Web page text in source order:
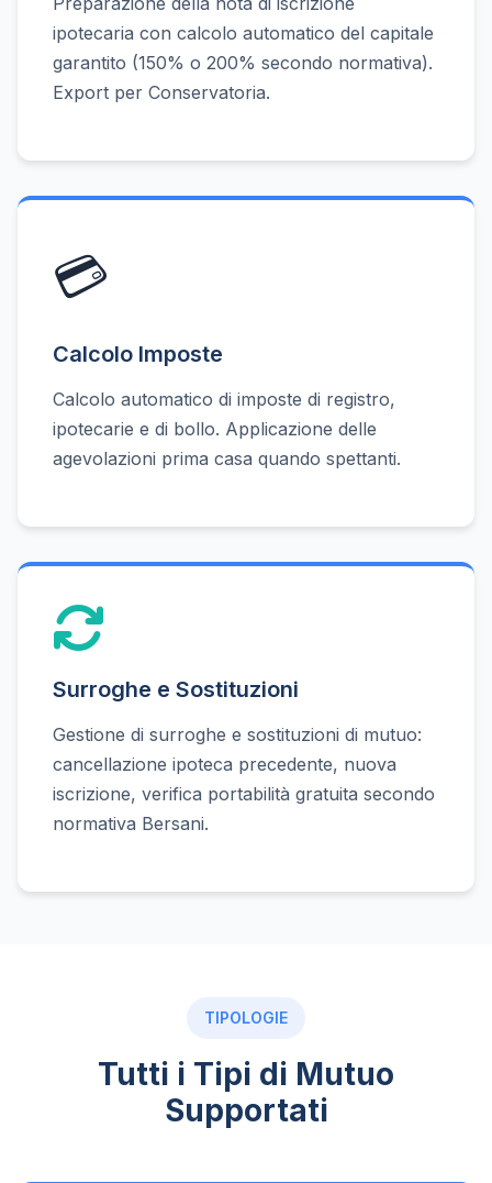
ipotecaria con calcolo automatico del capitale
garantito (150% o 200% secondo normativa).
Export per Conservatoria.
💳
Calcolo Imposte
Calcolo automatico di imposte di registro,
ipotecarie e di bollo. Applicazione delle
agevolazioni prima casa quando spettanti.
Surroghe e Sostituzioni
Gestione di surroghe e sostituzioni di mutuo:
cancellazione ipoteca precedente, nuova
iscrizione, verifica portabilità gratuita secondo
normativa Bersani.
TIPOLOGIE
Tutti i Tipi di Mutuo
Supportati